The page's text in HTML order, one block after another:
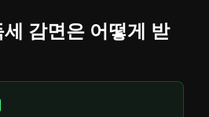
감면은 어떻게 받